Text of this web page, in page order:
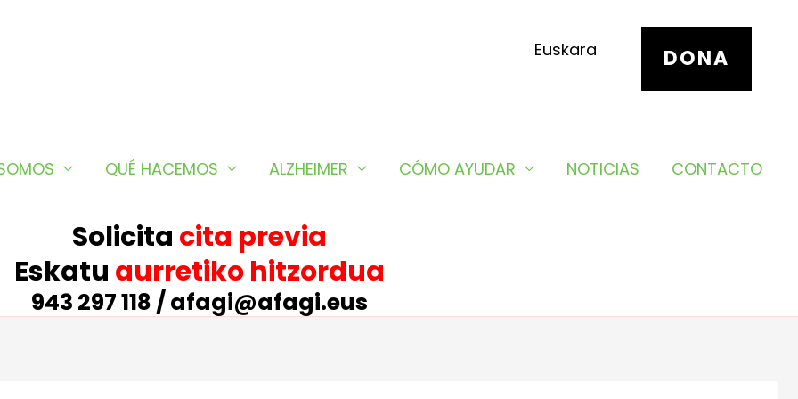
Euskara DONA
QUÉ HACEMOS ALZHEIMER CÓMO AYUDAR NOTICIAS CONTACTO
Solicita cita previa
Eskatu aurretiko hitzordua
943 297 118 / afagi@afagi.eus